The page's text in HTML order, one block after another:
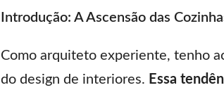
Introdução: A Ascensão das
Como arquiteto experiente, tenho
do design de interiores. Essa